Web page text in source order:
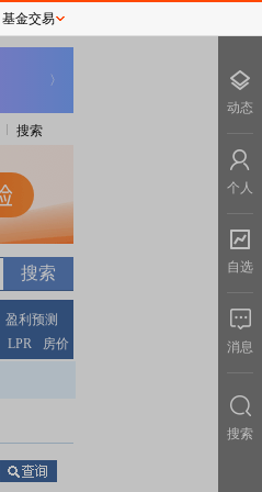
搜索
盈利预测
LPR 房价
基金交易
动态
个人
自选
消息
搜索